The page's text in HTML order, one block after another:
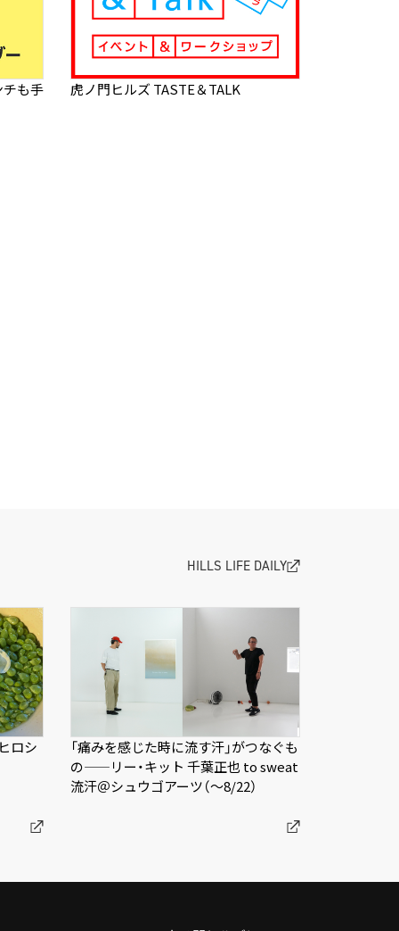
も手 虎ノ門ヒルズ TASTE＆TALK
HILLS LIFE DAILY
ロシ
「痛みを感じた時に流す汗」がつなぐも
の——リー・キット 千葉正也 to sweat
流汗＠シュウゴアーツ（〜8/22）